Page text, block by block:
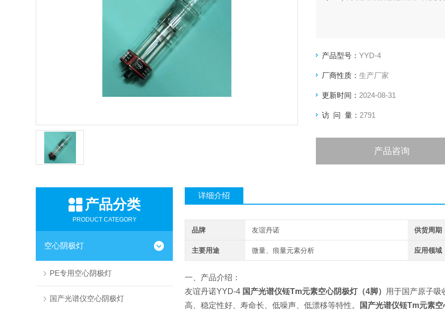
产品型号： YYD-4
厂商性质： 生产厂家
更新时间： 2024-08-31
访 问 量： 2791
产品咨询
产品分类
PRODUCT CATEGORY
空心阴极灯
PE专用空心阴极灯
国产光谱仪空心阴极灯
详细介绍
品牌 友谊丹诺 供货周期
主要用途 微量、痕量元素分析 应用领域
一、产品介绍：
友谊丹诺YYD-4 国产光谱仪铥Tm元素空心阴极灯（4脚）
用于国产原子吸
高、稳定性好、寿命长、低噪声、低漂移等特性。
国产光谱仪铥Tm元素